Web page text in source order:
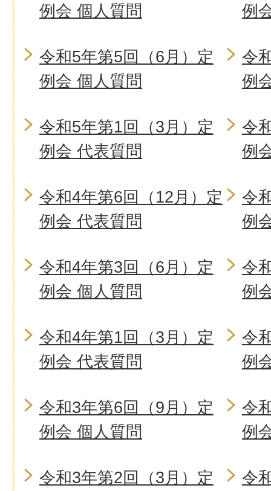
例会 個人質問
例
令和5年第5回（6月）定
例会 個人質問
令
例
令和5年第1回（3月）定
例会 代表質問
令
例
令和4年第6回（12月）定
例会 代表質問
令
例
令和4年第3回（6月）定
例会 個人質問
令
例
令和4年第1回（3月）定
例会 代表質問
令
例
令和3年第6回（9月）定
例会 個人質問
令
例
令和3年第2回（3月）定
令